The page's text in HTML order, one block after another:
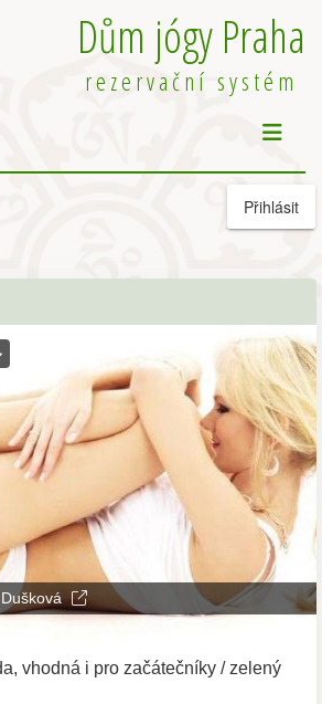
Dům jógy Praha
rezervační systém
Přihlásit
vhodná i pro začátečníky / zelený